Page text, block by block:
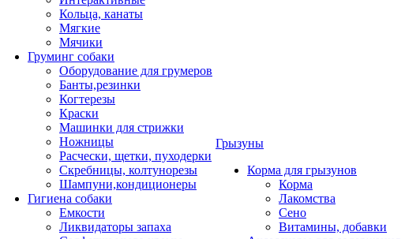
Кольца, канаты
Мягкие
Мячики
Груминг собаки
Оборудование для грумеров
Банты,резинки
Когтерезы
Краски
Машинки для стрижки
Ножницы
Расчески, щетки, пуходерки
Скребницы, колтунорезы
Шампуни,кондиционеры
Гигиена собаки
Емкости
Ликвидаторы запаха
Грызуны
Корма для грызунов
Корма
Лакомства
Сено
Витамины, добавки